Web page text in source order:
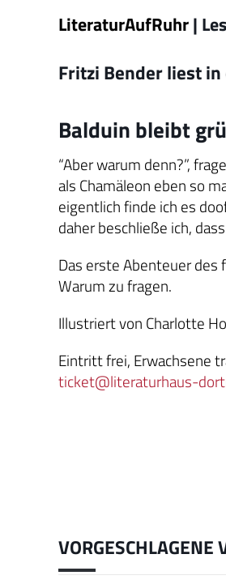
LiteraturAufRuhr|
Fritzi Bender liest
Balduin bleibt
“Aber warum denn?”,
als Chamäleon eben so
eigentlich finde ich es
daher beschließe ich,
Das erste Abenteuer des
Warum zu fragen.
Illustriert von Charlotte
Eintritt frei, Erwachsene
ticket@literaturhaus-
VORGESCHLAGENE